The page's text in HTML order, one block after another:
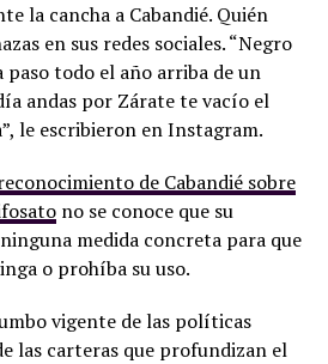
la cancha a Cabandié. Quién
en sus redes sociales. “Negro
todo el año arriba de un
andas por Zárate te vacío el
le escribieron en Instagram.
de Cabandié sobre
no se conoce que su
medida concreta para que
o prohíba su uso.
vigente de las políticas
las carteras que profundizan el